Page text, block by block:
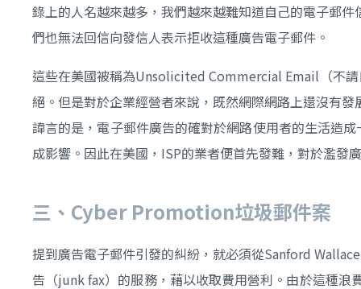
錄上的人名越來越多，我們越來越難知道自己的電子郵
們也無法回信向發信人表示拒收這種廣告電子郵件。
這些在美國被稱為Unsolicited Commercial Email（不
絕。但是對於企業經營者來說，既然網際網路上還沒有
諱言的是，電子郵件廣告的確對於網路使用者的生活造
成影響。因此在美國，ISP的業者便首先發難，對於濫發
三、 Cyber Promotion垃圾郵件案
提到廣告電子郵件引發的糾紛，就必須從Sanford
告（junk fax）的服務，藉以收取費用營利。由於這種